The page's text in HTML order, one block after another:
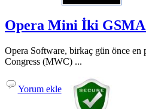
Opera Mini İki GSMA
Opera Software, birkaç gün önce
Congress (MWC) ...
Yorum ekle